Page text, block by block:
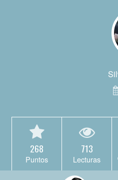
268
Puntos
713
Lecturas